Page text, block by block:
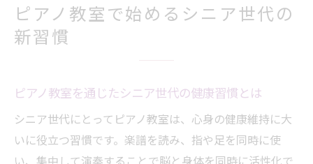
魅力
長く通いたくなるシニア向けピアノ教室の
ピアノ教室で始めるシニア世代の
新習慣
ピアノ教室を通じたシニア世代の健康習慣とは
シニア世代にとってピアノ教室は、心身の健康維持に大
いに役立つ習慣です。楽譜を読み、指や足を同時に使